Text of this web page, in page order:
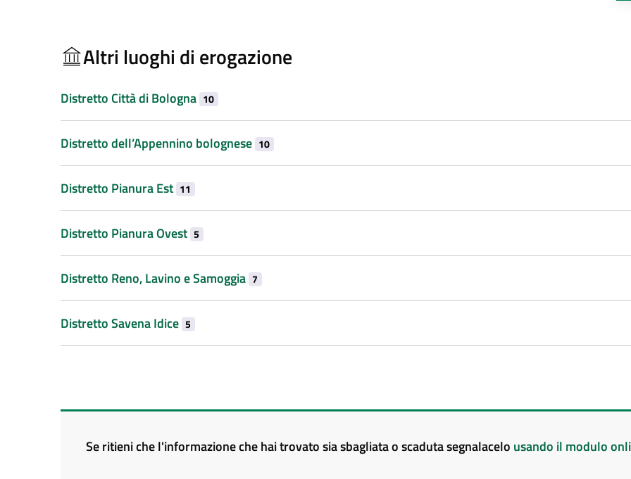
Altri luoghi di erogazione
Distretto Città di Bologna 10
Distretto dell’Appennino bolognese 10
Distretto Pianura Est 11
Distretto Pianura Ovest 5
Distretto Reno, Lavino e Samoggia 7
Distretto Savena Idice 5
Se ritieni che l'informazione che hai trovato sia sbagliata o scaduta segnalacelo usando il modulo